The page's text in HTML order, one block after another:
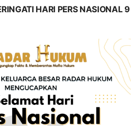
HARI PERS NASIONAL 9